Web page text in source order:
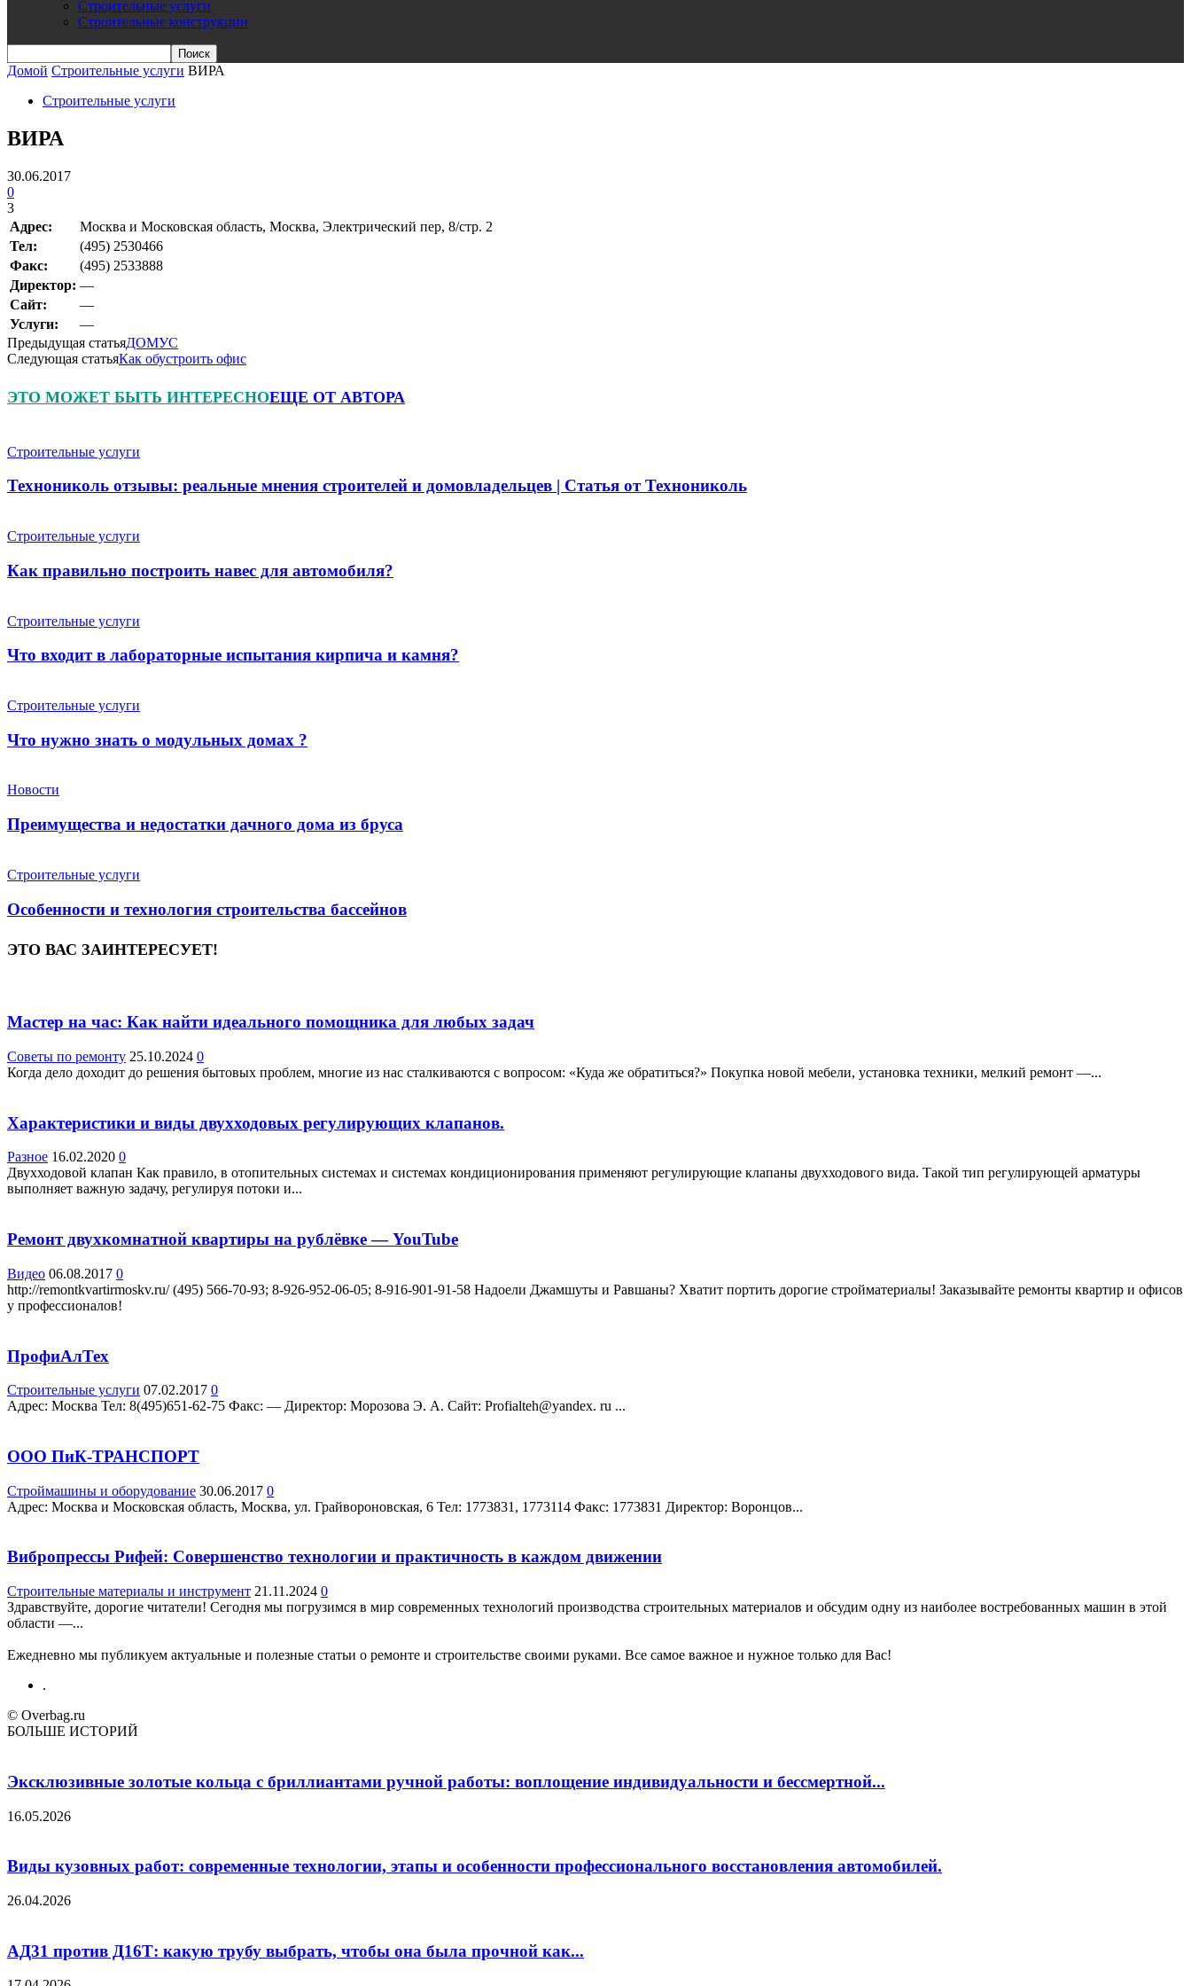
Строительные услуги
Строительные конструкции
Домой Строительные услуги ВИРА
Строительные услуги
ВИРА
30.06.2017
0
3
Адрес:
Москва и Московская область, Москва, Электрический пер, 8/стр. 2
Teл:
(495) 2530466
Факс:
(495) 2533888
Директор: —
Сайт:
—
Услуги:
—
Предыдущая статьяДОМУС
Следующая статьяКак обустроить офис
ЭТО МОЖЕТ БЫТЬ ИНТЕРЕСНОЕЩЕ ОТ АВТОРА
Строительные услуги
Технониколь отзывы: реальные мнения строителей и домовладельцев | Статья от Технониколь
Строительные услуги
Как правильно построить навес для автомобиля?
Строительные услуги
Что входит в лабораторные испытания кирпича и камня?
Строительные услуги
Что нужно знать о модульных домах ?
Новости
Преимущества и недостатки дачного дома из бруса
Строительные услуги
Особенности и технология строительства бассейнов
ЭТО ВАС ЗАИНТЕРЕСУЕТ!
Мастер на час: Как найти идеального помощника для любых задач
Советы по ремонту 25.10.2024 0
Когда дело доходит до решения бытовых проблем, многие из нас сталкиваются с вопросом: «Куда же обратиться?» Покупка новой мебели, установка техники, мелкий ремонт —...
Характеристики и виды двухходовых регулирующих клапанов.
Разное 16.02.2020 0
Двухходовой клапан Как правило, в отопительных системах и системах кондиционирования применяют регулирующие клапаны двухходового вида. Такой тип регулирующей арматуры
выполняет важную задачу, регулируя потоки и...
Ремонт двухкомнатной квартиры на рублёвке — YouTube
Видео 06.08.2017 0
http://remontkvartirmoskv.ru/ (495) 566-70-93; 8-926-952-06-05; 8-916-901-91-58 Надоели Джамшуты и Равшаны? Хватит портить дорогие стройматериалы! Заказывайте ремонты квартир и офисов
у профессионалов!
ПрофиАлТех
Строительные услуги 07.02.2017 0
Адрес: Москва Teл: 8(495)651-62-75 Факс: — Директор: Морозова Э. А. Сайт: Profialteh@yandex. ru ...
ООО ПиК-ТРАНСПОРТ
Строймашины и оборудование 30.06.2017 0
Адрес: Москва и Московская область, Москва, ул. Грайвороновская, 6 Teл: 1773831, 1773114 Факс: 1773831 Директор: Воронцов...
Вибропрессы Рифей: Совершенство технологии и практичность в каждом движении
Строительные материалы и инструмент 21.11.2024 0
Здравствуйте, дорогие читатели! Сегодня мы погрузимся в мир современных технологий производства строительных материалов и обсудим одну из наиболее востребованных машин в этой
области —...
Ежедневно мы публикуем актуальные и полезные статьи о ремонте и строительстве своими руками. Все самое важное и нужное только для Вас!
.
© Overbag.ru
БОЛЬШЕ ИСТОРИЙ
Эксклюзивные золотые кольца с бриллиантами ручной работы: воплощение индивидуальности и бессмертной...
16.05.2026
Виды кузовных работ: современные технологии, этапы и особенности профессионального восстановления автомобилей.
26.04.2026
АД31 против Д16Т: какую трубу выбрать, чтобы она была прочной как...